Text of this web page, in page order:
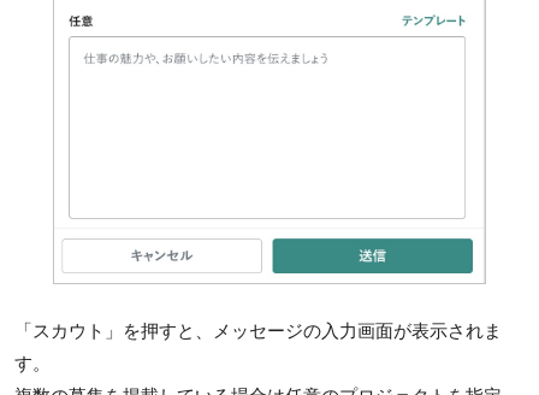
「スカウト」を押すと、メッセージの入力画面が表示されま
す。